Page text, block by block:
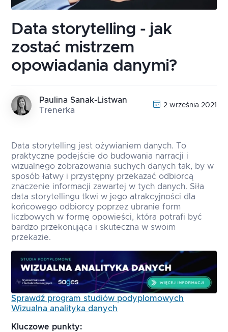
Data storytelling - jak
zostać mistrzem
opowiadania danymi?
Paulina Sanak-Listwan
Trenerka
2 września 2021
Data storytelling jest ożywianiem danych. To
praktyczne podejście do budowania narracji i
wizualnego zobrazowania suchych danych tak, by w
sposób łatwy i przystępny przekazać odbiorcą
znaczenie informacji zawartej w tych danych. Siła
data storytellingu tkwi w jego atrakcyjności dla
końcowego odbiorcy poprzez ubranie form
liczbowych w formę opowieści, która potrafi być
bardzo przekonująca i skuteczna w swoim
przekazie.
Sprawdź program studiów podyplomowych
Wizualna analityka danych
Kluczowe punkty: